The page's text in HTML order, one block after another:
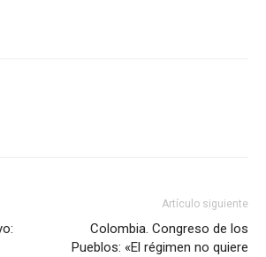
Artículo siguiente
Colombia. Congreso de los
Pueblos: «El régimen no quiere